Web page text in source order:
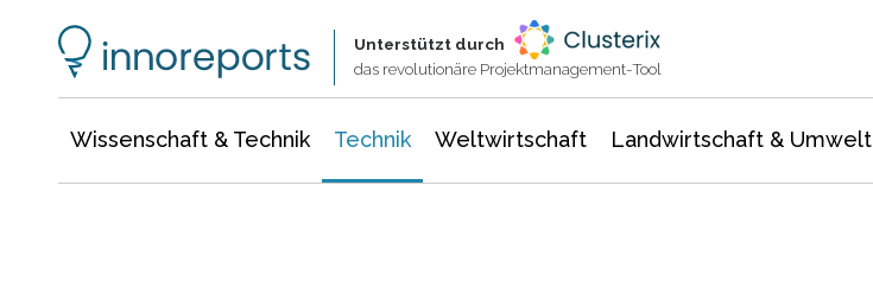
Unterstützt durch
das revolutionäre Projektmanagement-Tool
Wissenschaft & Technik Technik Weltwirtschaft Landwirtschaft & Umwelt